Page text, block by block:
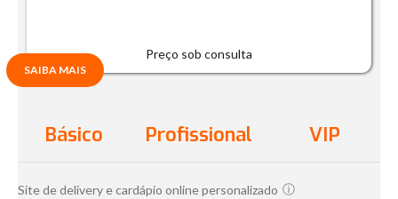
Preço sob consulta
SAIBA MAIS
Básico Profissional VIP
Site de delivery e cardápio online personalizado ⓘ